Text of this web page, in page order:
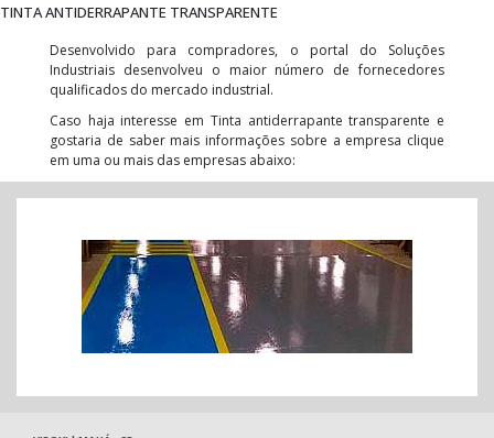
TINTA ANTIDERRAPANTE TRANSPARENTE
Desenvolvido para compradores, o portal do Soluções
Industriais desenvolveu o maior número de fornecedores
qualificados do mercado industrial.
Caso haja interesse em Tinta antiderrapante transparente e
gostaria de saber mais informações sobre a empresa clique
em uma ou mais das empresas abaixo: